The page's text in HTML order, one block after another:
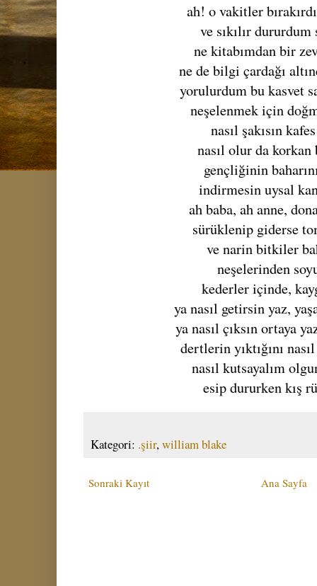
ah! o vakitler
ve sıkılır dururdum
ne kitabımdan bir
ne de bilgi çardağı
yorulurdum bu kasvet
neşelenmek için
nasıl şakısın
nasıl olur da
gençliğinin
indirmesin uysal
ah baba, ah anne,
sürüklenip giderse
ve narin bitkiler
neşelerinden
kederler içinde,
ya nasıl getirsin yaz,
ya nasıl çıksın ortaya
dertlerin yıktığını
nasıl kutsayalım
esip dururken kış
Kategori: .şiir,william blake
Sonraki Kayıt Ana Sayfa